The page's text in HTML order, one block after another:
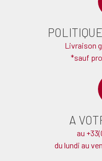
Livraison
*sauf
A
au
du lundi au